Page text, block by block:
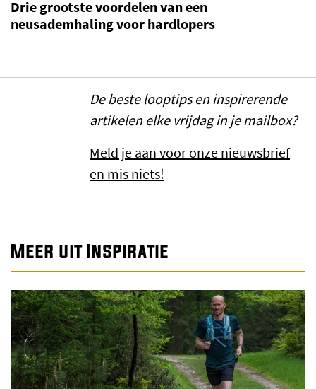
Drie grootste voordelen van een
neusademhaling voor hardlopers
De beste looptips en inspirerende
artikelen elke vrijdag in je mailbox?
Meld je aan voor onze nieuwsbrief
en mis niets!
Meer uit Inspiratie